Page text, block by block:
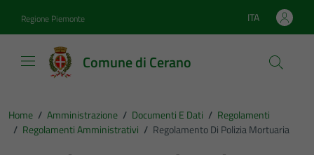
Regione Piemonte Lingua attiva:
ITA
Comune di Cerano
Home / Amministrazione / Documenti E Dati / Regolamenti
/ Regolamenti Amministrativi / Regolamento Di Polizia Mortuaria